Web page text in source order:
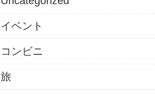
イベント
コンビニ
旅